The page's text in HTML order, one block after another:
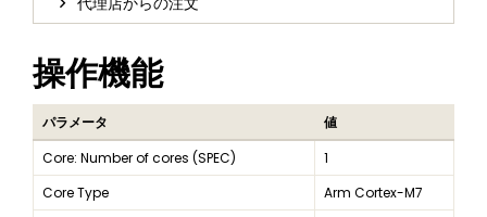
操作機能
パラメータ
値
Core: Number of cores (SPEC)
1
Core Type
Arm Cortex-M7